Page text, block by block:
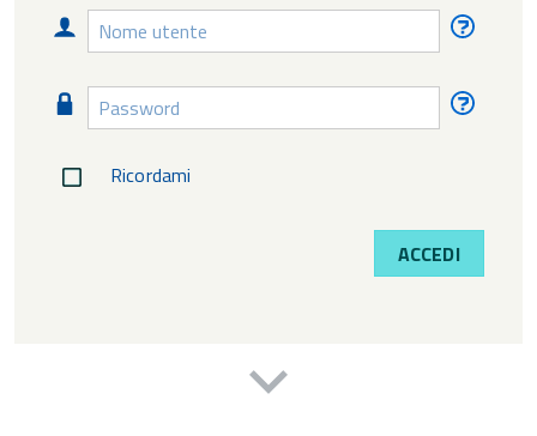
Nome
utente
Password
Ricordami
ACCEDI